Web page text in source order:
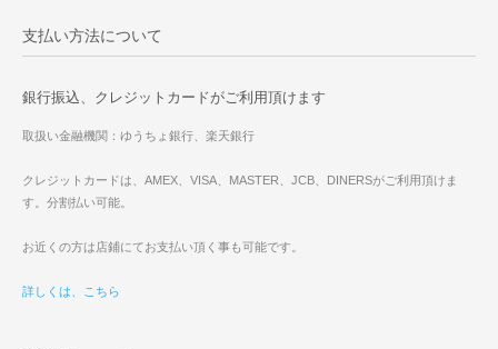
支払い方法について
銀行振込、クレジットカードがご利用頂けます
取扱い金融機関：ゆうちょ銀行、楽天銀行
クレジットカードは、AMEX、VISA、MASTER、JCB、DINERSがご利用頂けま
す。分割払い可能。
お近くの方は店鋪にてお支払い頂く事も可能です。
詳しくは、こちら